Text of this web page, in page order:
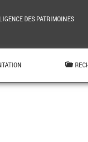
DES PATRIMOINES